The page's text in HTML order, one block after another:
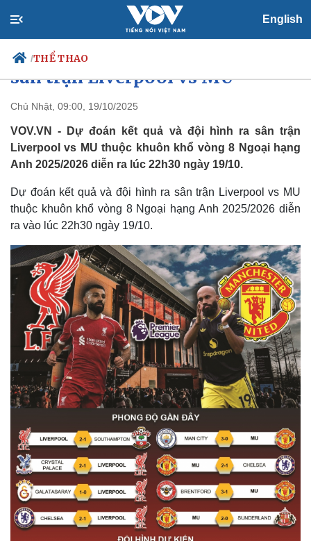
English
/THỂ THAO
Chính trị
Đảng
Tổ chức nhân sự
Nhận diện sự thật
Xã hội
Tin 24h
Dự báo thời tiết
Dấu ấn VOV
Việc làm
Dự đoán kết quả và đội hình ra
sân trận Liverpool vs MU
Chủ Nhật, 09:00, 19/10/2025
VOV.VN - Dự đoán kết quả và đội hình ra sân trận
Liverpool vs MU thuộc khuôn khổ vòng 8 Ngoại hạng
Anh 2025/2026 diễn ra lúc 22h30 ngày 19/10.
Dự đoán kết quả và đội hình ra sân trận Liverpool vs MU
thuộc khuôn khổ vòng 8 Ngoại hạng Anh 2025/2026 diễn
ra vào lúc 22h30 ngày 19/10.